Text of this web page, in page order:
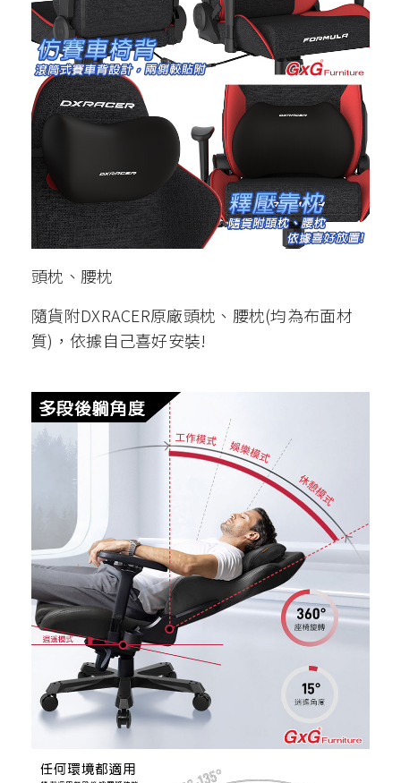
頭枕、腰枕
隨貨附DXRACER原廠頭枕、腰枕(均為布面材
質)，依據自己喜好安裝!